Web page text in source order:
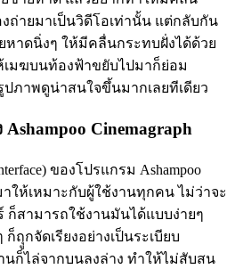
ถ่ายมาเป็นวิดีโอเท่านั้น แต่กลับกัน
หาดนิ่งๆ ให้มีคลื่นกระทบฝั่งได้ด้วย
เมฆบนท้องฟ้าขยับไปมาก็ย่อม
ภาพดูน่าสนใจขึ้นมากเลยทีเดียว
Cinemagraph
ของโปรแกรม Ashampoo
าให้เหมาะกับผู้ใช้งานทุกคน ไม่ว่าจะ
ก็สามารถใช้งานมันได้แบบง่ายๆ
ถุูกจัดเรียงอย่างเป็นระเบียบ
นก็ไล่จากบนลงล่าง ทำให้ไม่สับสน